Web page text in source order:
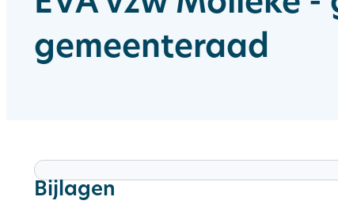
gemeenteraad
Bijlagen